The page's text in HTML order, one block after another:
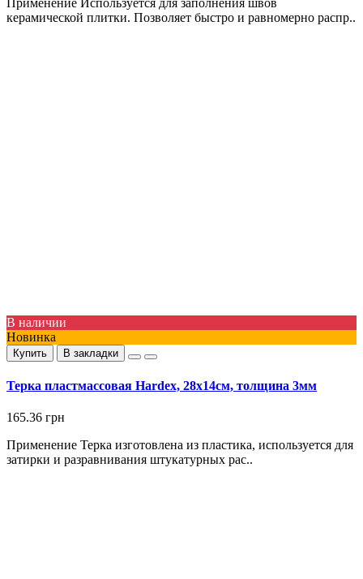
керамической плитки. Позволяет быстро и равномерно распр..
В наличии
Новинка
Купить В закладки
Терка пластмассовая Hardex, 28х14см, толщина 3мм
165.36 грн
Применение Терка изготовлена ​​из пластика, используется для
затирки и разравнивания штукатурных рас..